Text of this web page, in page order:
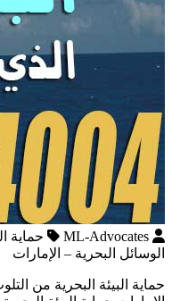
ML-Advocates
حماية
الوسائل البحرية – الإمارات
حماية البيئة البحرية من